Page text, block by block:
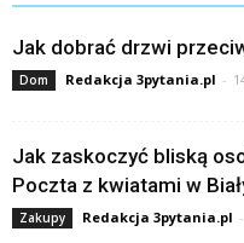
Jak dobrać drzwi
Dom Redakcja 3pytania.pl -
Jak zaskoczyć bliską
Poczta z kwiatami w
Zakupy Redakcja 3pytania.pl -